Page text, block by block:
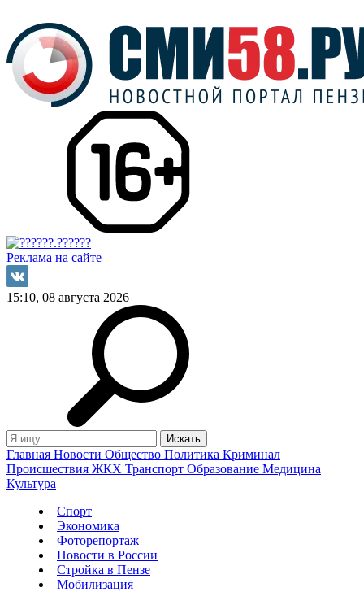
Реклама на сайте
15:10, 08 августа 2026
Главная Новости Общество Политика Криминал
Происшествия ЖКХ Транспорт Образование Медицина
Культура
Спорт
Экономика
Фоторепортаж
Новости в России
Стройка в Пензе
Мобилизация